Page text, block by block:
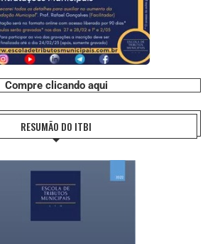
Compre clicando aqui
RESUMÃO DO ITBI